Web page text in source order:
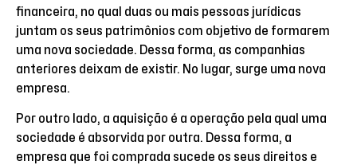
financeira, no qual duas ou mais pessoas jurídicas
juntam os seus patrimônios com objetivo de formarem
uma nova sociedade. Dessa forma, as companhias
anteriores deixam de existir. No lugar, surge uma nova
empresa.
Por outro lado, a aquisição é a operação pela qual uma
sociedade é absorvida por outra. Dessa forma, a
empresa que foi comprada sucede os seus direitos e